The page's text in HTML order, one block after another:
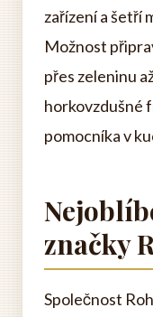
zařízení a šetří
Možnost
přes zeleninu
horkovzdušné
pomocníka v
značky
Společnost